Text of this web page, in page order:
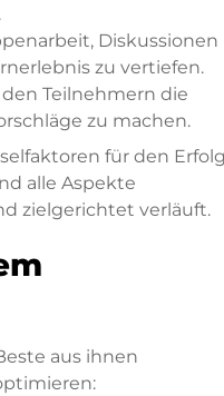
Diskussionen
zu vertiefen.
Teilnehmern die
zu machen.
für den Erfolg
alle Aspekte
zielgerichtet verläuft.
aus ihnen